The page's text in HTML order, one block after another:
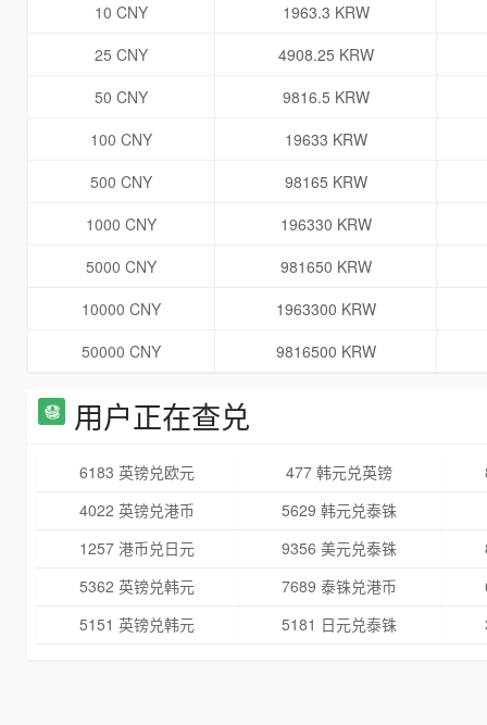
10 CNY
1963.3 KRW
25 CNY
4908.25 KRW
50 CNY
9816.5 KRW
100 CNY
19633 KRW
500 CNY
98165 KRW
1000 CNY
196330 KRW
5000 CNY
981650 KRW
10000 CNY
1963300 KRW
50000 CNY
9816500 KRW
用户正在查兑
6183 英镑兑欧元 477 韩元兑英镑
4022 英镑兑港币
5629 韩元兑泰铢
1257 港币兑日元
9356 美元兑泰铢
5362 英镑兑韩元
7689 泰铢兑港币
5151 英镑兑韩元
5181 日元兑泰铢